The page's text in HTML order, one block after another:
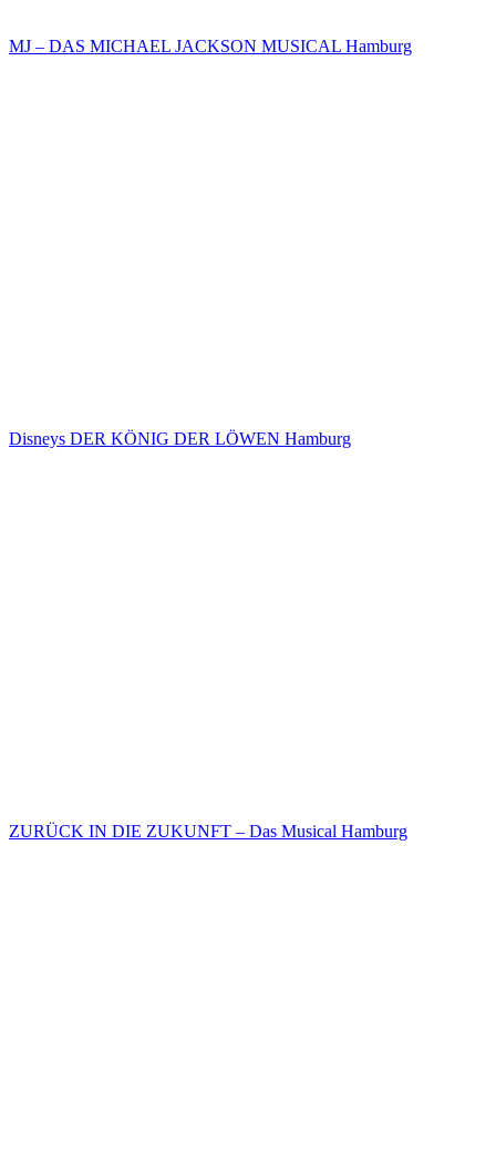
MJ – DAS MICHAEL JACKSON MUSICAL Hamburg
Disneys DER KÖNIG DER LÖWEN Hamburg
ZURÜCK IN DIE ZUKUNFT – Das Musical Hamburg